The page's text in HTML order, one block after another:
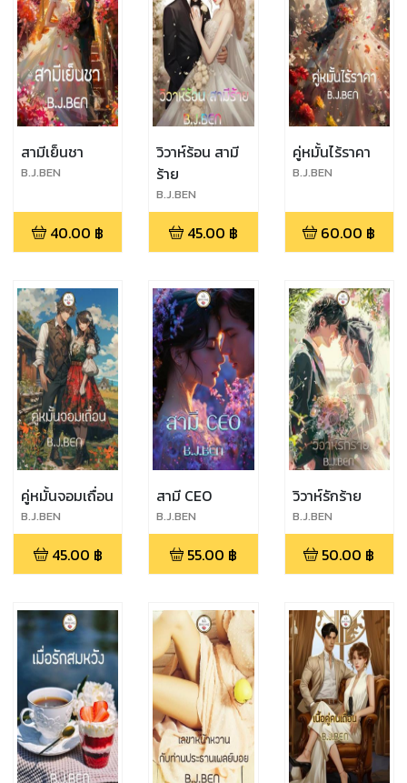
สามีเย็นชา
B.J.BEN
40.00 ฿
วิวาห์ร้อน สามี
ร้าย
B.J.BEN
45.00 ฿
คู่หมั้นไร้ราคา
B.J.BEN
60.00 ฿
คู่หมั้นจอมเถื่อน
B.J.BEN
45.00 ฿
สามี CEO
B.J.BEN
55.00 ฿
วิวาห์รักร้าย
B.J.BEN
50.00 ฿